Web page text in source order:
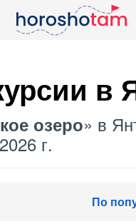
в
озеро» в
г.
По